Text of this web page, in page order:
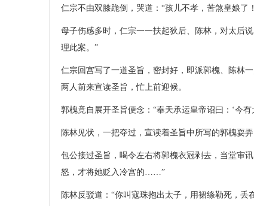
仁宗不由双膝跪倒，哭道：“孩儿不孝，苦煞皇娘了
母子伤感多时，仁宗一一扶起狄后、陈林，对太后
理此案。”
仁宗回宫写了一道圣旨，密封好，即派郭槐、陈林
两人前来宣读圣旨，忙上前迎候。
郭槐竟自展开圣旨便念：“奉天承运皇帝诏曰：‘今
陈林见状，一把夺过，宣读着圣旨中所写的郭槐耍
包公接过圣旨，喝令左右将郭槐衣冠剥去，当堂审
怒，才将她贬入冷宫的……”
陈林反驳道：“你叫寇珠抱出太子，用裙绦勒死，